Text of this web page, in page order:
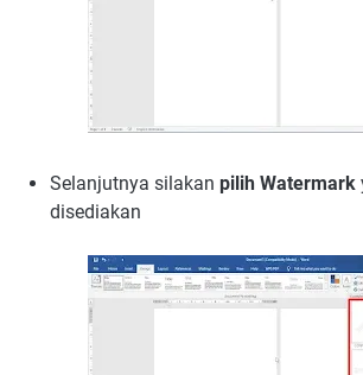
Selanjutnya silakan pilih Watermark
disediakan